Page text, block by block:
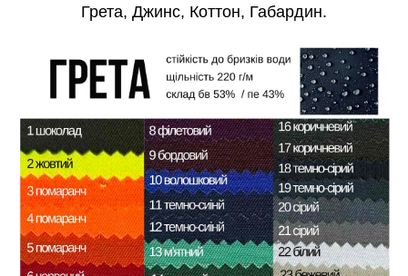
Грета, Джинс, Коттон, Габардин.